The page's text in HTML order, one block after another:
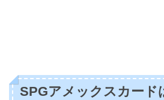
SPGアメックスカード